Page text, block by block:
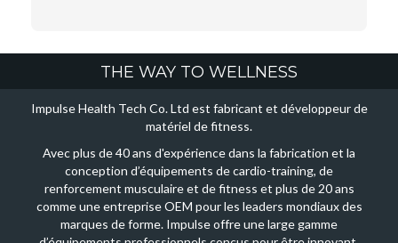
THE WAY TO WELLNESS
Impulse Health Tech Co. Ltd est fabricant et développeur de
matériel de fitness.
Avec plus de 40 ans d'expérience dans la fabrication et la
conception d’équipements de cardio-training, de
renforcement musculaire et de fitness et plus de 20 ans
comme une entreprise OEM pour les leaders mondiaux des
marques de forme. Impulse offre une large gamme